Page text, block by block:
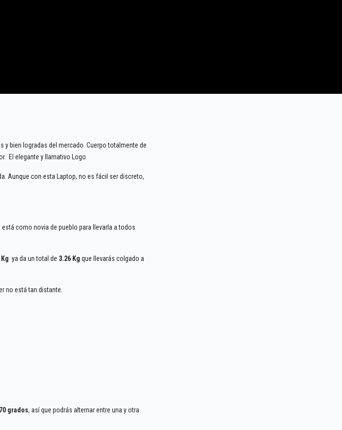
y bien logradas del mercado. Cuerpo totalmente de
El elegante y llamativo Logo
Aunque con esta Laptop, no es fácil ser discreto,
está como novia de pueblo para llevarla a todos
ya da un total de 3.26 Kg que llevarás colgado a
no está tan distante.
grados, así que podrás alternar entre una y otra